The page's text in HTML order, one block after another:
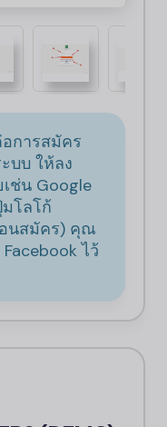
การสมัคร
บบ ให้ลง
ช่น Google
โลโก้
นสมัคร) คุณ
ไว้